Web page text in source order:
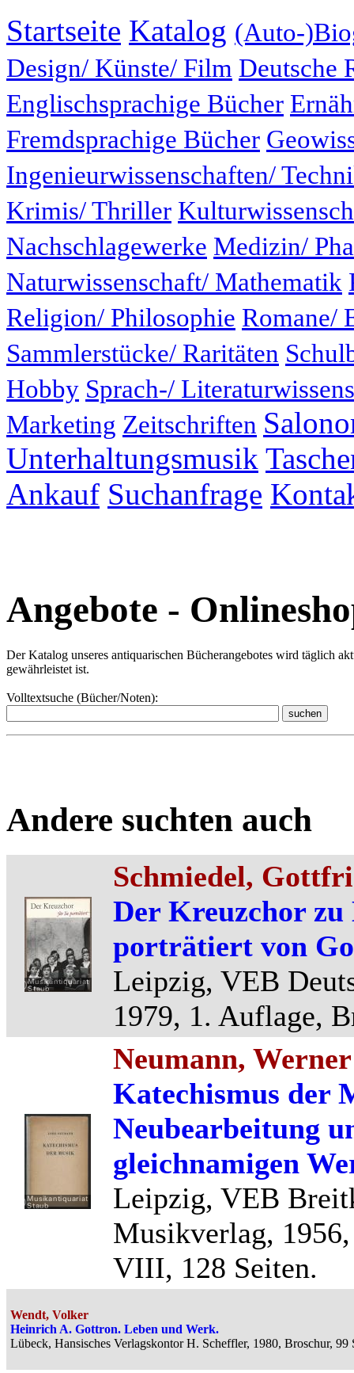
Startseite Katalog (Auto-
Design/ Künste/ Film Deutsche
Englischsprachige Bücher
Fremdsprachige Bücher
Ingenieurwissenschaften/
Krimis/ Thriller
Nachschlagewerke Medizin/
Naturwissenschaft/ Mathematik
Religion/ Philosophie Romane/
Sammlerstücke/ Raritäten
Hobby Sprach-/
Marketing Zeitschriften
Unterhaltungsmusik
Ankauf Suchanfrage
Angebote -
Der Katalog unseres antiquarischen Bücherangebotes wird täglich
gewährleistet ist.
Volltextsuche (Bücher/Noten):
Andere suchten auch
Schmiedel,
Der Kreuzchor zu
porträtiert von
Leipzig, VEB
1979, 1. Auflage,
Neumann,
Katechismus der
Neubearbeitung
gleichnamigen
Leipzig, VEB
Musikverlag,
VIII, 128 Seiten.
Wendt, Volker
Heinrich A. Gottron. Leben und Werk.
Lübeck, Hansisches Verlagskontor H. Scheffler, 1980, Broschur, 99